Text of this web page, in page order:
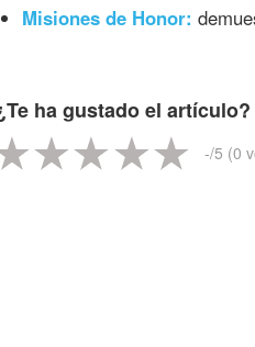
Misiones de Honor:
ha gustado el artículo?
-/5 (0